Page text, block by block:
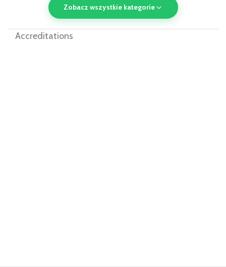
alkoholu/narkotyków w UK
Odszkodowanie po potrąceniu przez pojazd komunikacji
publicznej w UK
Zobacz wszystkie kategorie
Accreditations